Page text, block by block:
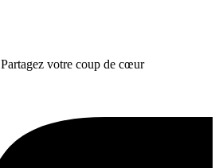
Partagez votre coup de cœur